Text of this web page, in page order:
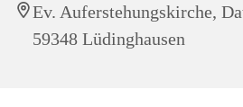
Ev. Auferstehungskirche,
59348 Lüdinghausen